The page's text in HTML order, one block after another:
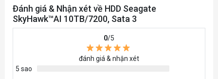
Đánh giá & Nhận xét về HDD Seagate
SkyHawk™AI 10TB/7200, Sata 3
0/5
đánh giá & nhận xét
5 sao